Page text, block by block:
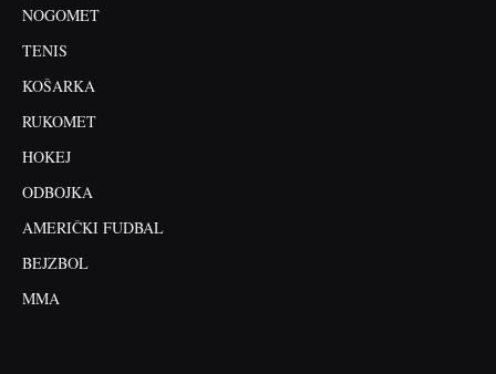
NOGOMET
TENIS
KOŠARKA
RUKOMET
HOKEJ
ODBOJKA
AMERIČKI FUDBAL
BEJZBOL
MMA